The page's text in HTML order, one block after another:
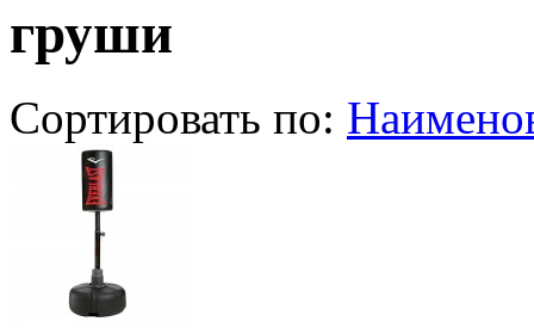
груши
Сортировать по: